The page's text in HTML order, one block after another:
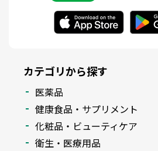
カテゴリから探す
医薬品
健康食品・サプリメント
化粧品・ビューティケア
衛生・医療用品